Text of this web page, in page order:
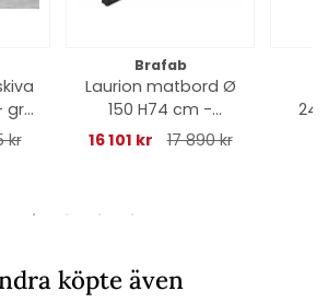
grå
kr
Brafab
Laurion matbord Ø
150 H74 cm -
svart/teak
16 101 kr 17 890 kr
köpte även